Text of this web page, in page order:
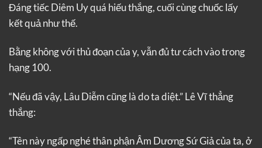
Đáng tiếc Diêm Uy quá hiếu thắng, cuối cùng chuốc lấy
kết quả như thế.
Bằng không với thủ đoạn của y, vẫn đủ tư cách vào trong
hạng 100.
“Nếu đã vậy, Lâu Diễm cũng là do ta diệt.” Lê Vĩ thẳng
thắng:
“Tên này ngấp nghé thân phận Âm Dương Sứ Giả của ta, ở